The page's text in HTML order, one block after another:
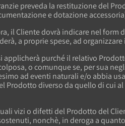
preveda la restituzione del
e dotazione
il Cliente dovrà indicare nel
a proprie spese, ad
purché il relativo
o comunque se, per sua
ad eventi naturali e/o abbia
Prodotto diverso da quello di cui
vizi o difetti del Prodotto del
nonchè, in deroga a